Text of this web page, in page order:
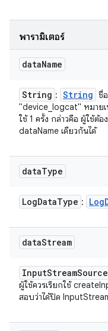
พารามิเตอร์
dataName
String : String ชื่
"device_logcat" หมายเ
ใช้ 1 ครั้ง กล่าวคือ ผู้ใช้ต้
dataName เดียวกันได้
dataType
LogDataType : Log
dataStream
InputStreamSource
ผู้ใช้ควรเรียกใช้
สอบว่าได้ปิด